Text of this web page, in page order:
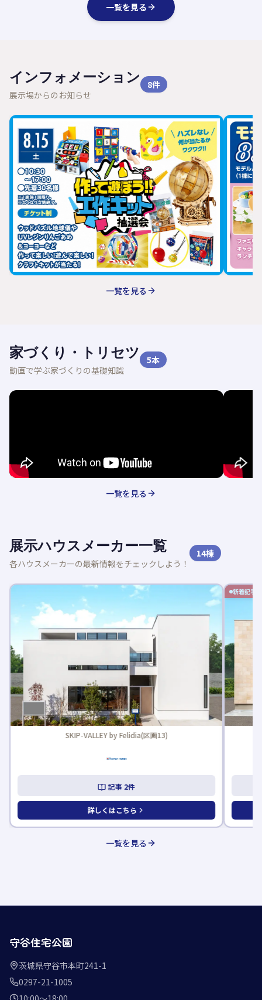
一覧を見る
インフォメーション
展示場からのお知らせ
8件
一覧を見る
家づくり・トリセツ
動画で学ぶ家づくりの基礎知識
5本
一覧を見る
展示ハウスメーカー一覧
各ハウスメーカーの最新情報をチェックしよう！
14棟
SKIP-VALLEY by Felidia(区画13)
記事2件
詳しくはこちら
新着記事
一覧を見る
守谷住宅公園
茨城県守谷市本町241-1
0297-21-1005